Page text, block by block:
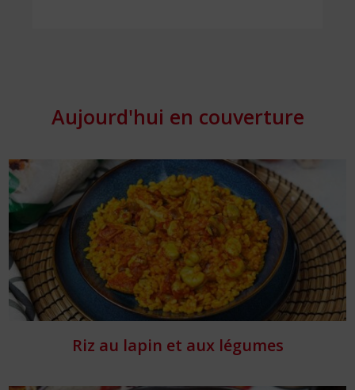
Aujourd'hui en couverture
Riz au lapin et aux légumes